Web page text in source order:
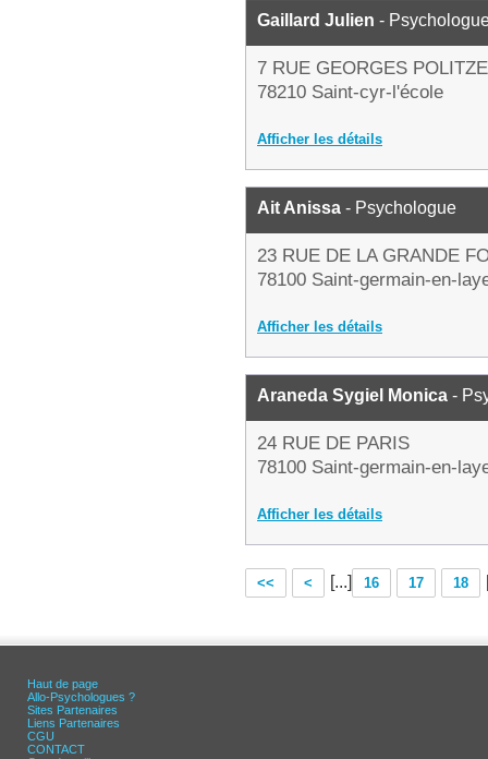
Gaillard Julien -
7 RUE GEORGES
78210 Saint-cyr-l'école
Afficher les détails
Ait Anissa - Psychologue
23 RUE DE LA GRANDE
78100 Saint-germain-en-
Afficher les détails
Araneda Sygiel Monica -
24 RUE DE PARIS
78100 Saint-germain-en-
Afficher les détails
<< < [...] 16 17 18
Haut de page
Allo-Psychologues ?
Sites Partenaires
Liens Partenaires
CGU
CONTACT